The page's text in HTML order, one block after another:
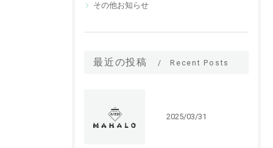
その他お知らせ
最近の投稿 Recent Posts
2025/03/31